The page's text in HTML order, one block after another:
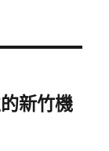
新竹機